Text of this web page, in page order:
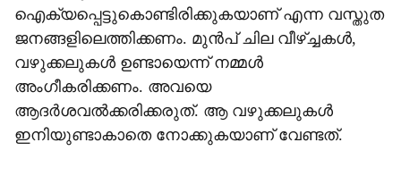
ഐക്യപ്പെട്ടുകൊണ്ടിരിക്കുകയാണ് എന്ന വസ്തുത
ജനങ്ങളിലെത്തിക്കണം. മുന്‍പ് ചില വീഴ്ച്ചകള്‍,
വഴുക്കലുകള്‍ ഉണ്ടായെന്ന് നമ്മള്‍
അംഗീകരിക്കണം. അവയെ
ആദര്‍ശവല്‍ക്കരിക്കരുത്. ആ വഴുക്കലുകള്‍
ഇനിയുണ്ടാകാതെ നോക്കുകയാണ് വേണ്ടത്.